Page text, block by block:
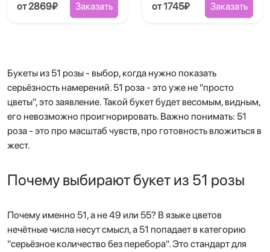
от 2869₽ Заказать от 1745₽ Заказать
Букеты из 51 розы - выбор, когда нужно показать
серьёзность намерений. 51 роза - это уже не "просто
цветы", это заявление. Такой букет будет весомым, видным,
его невозможно проигнорировать. Важно понимать: 51
роза - это про масштаб чувств, про готовность вложиться в
жест.
Почему выбирают букет из 51 розы
Почему именно 51, а не 49 или 55? В языке цветов
нечётные числа несут смысл, а 51 попадает в категорию
"серьёзное количество без перебора". Это стандарт для